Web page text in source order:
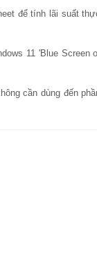
để tính lãi suất
11 'Blue Screen
cần dùng đến